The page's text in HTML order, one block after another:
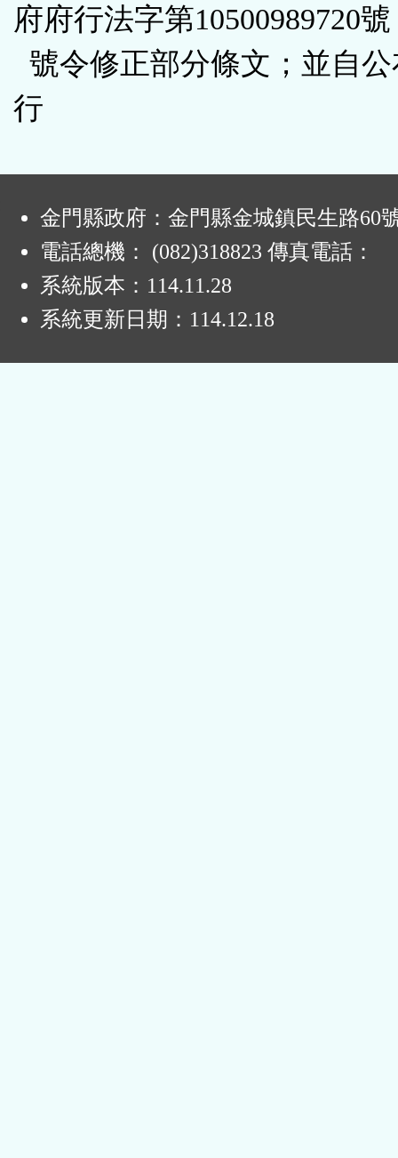
府府行法字第10500989720號
號令修正部分條文；並自
行
金門縣政府：金門縣金城鎮民生路60
電話總機： (082)318823 傳真電話：
系統版本： 114.11.28
系統更新日期： 114.12.18